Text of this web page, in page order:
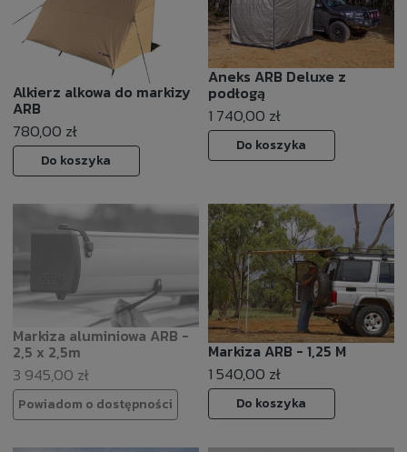
Alkierz alkowa do markizy
ARB
780,00 zł
Do koszyka
Aneks ARB Deluxe z
podłogą
1 740,00 zł
Do koszyka
Markiza aluminiowa ARB -
2,5 x 2,5m
3 945,00 zł
Powiadom o dostępności
Markiza ARB - 1,25 M
1 540,00 zł
Do koszyka